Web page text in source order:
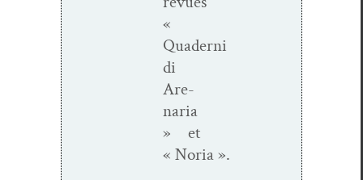
«
Quaderni
di
Are­
nar­ia
» et
« Noria ».